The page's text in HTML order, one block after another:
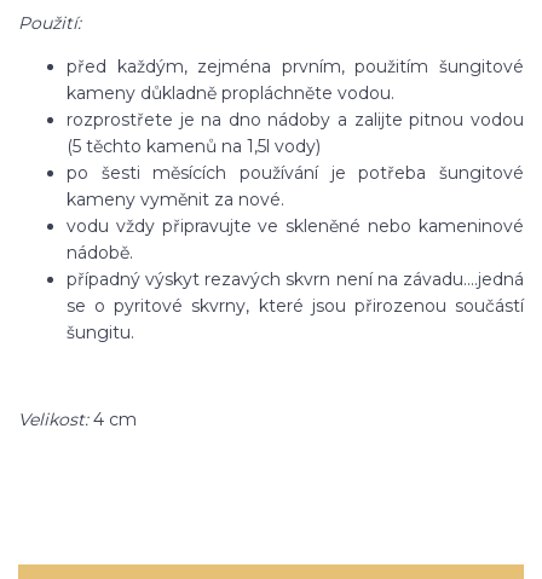
Použití:
před každým, zejména prvním, použitím šungitové
kameny důkladně propláchněte vodou.
rozprostřete je na dno nádoby a zalijte pitnou vodou
(5 těchto kamenů na 1,5l vody)
po šesti měsících používání je potřeba šungitové
kameny vyměnit za nové.
vodu vždy připravujte ve skleněné nebo kameninové
nádobě.
případný výskyt rezavých skvrn není na závadu....jedná
se o pyritové skvrny, které jsou přirozenou součástí
šungitu.
Velikost:4 cm